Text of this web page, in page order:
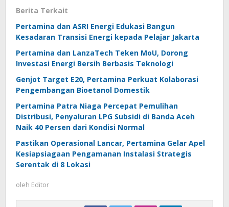
Berita Terkait
Pertamina dan ASRI Energi Edukasi Bangun
Kesadaran Transisi Energi kepada Pelajar Jakarta
Pertamina dan LanzaTech Teken MoU, Dorong
Investasi Energi Bersih Berbasis Teknologi
Genjot Target E20, Pertamina Perkuat Kolaborasi
Pengembangan Bioetanol Domestik
Pertamina Patra Niaga Percepat Pemulihan
Distribusi, Penyaluran LPG Subsidi di Banda Aceh
Naik 40 Persen dari Kondisi Normal
Pastikan Operasional Lancar, Pertamina Gelar Apel
Kesiapsiagaan Pengamanan Instalasi Strategis
Serentak di 8 Lokasi
oleh Editor